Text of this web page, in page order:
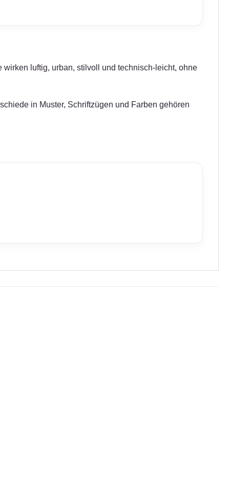
luftig, urban, stilvoll und technisch-leicht, ohne
in Muster, Schriftzügen und Farben gehören